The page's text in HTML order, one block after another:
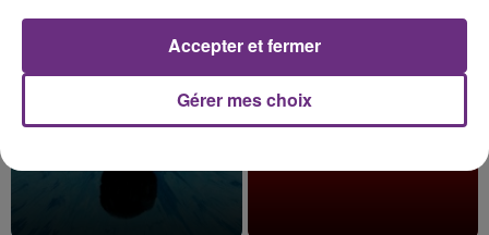
3h37
3h37
Gérer mes choix
Accepter et fermer